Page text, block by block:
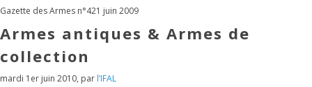
Gazette des Armes n°421 juin 2009
Armes antiques & Armes de
collection
mardi 1er juin 2010, par l’IFAL